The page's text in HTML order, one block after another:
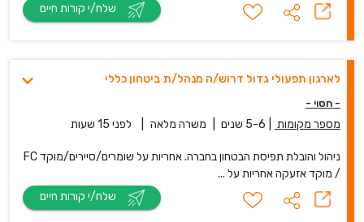
לארגון תפעולי גדול דרוש/ה מנהל/ת ביטחון כללי
- חסוי -
מספר מקומות 5-6 שנים משרה מלאה לפני 15 שעות
ניהול והובלת תפיסת הבטחון בחברה. אחריות על שומרים/סיירים/מוקד FC
/ מוקד אזעקה אחריות על ...